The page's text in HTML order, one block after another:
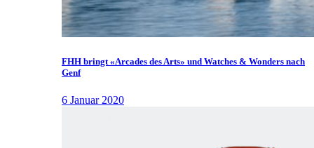
FHH bringt «Arcades des Arts» und Watches & Wonders nach
Genf
6 Januar 2020